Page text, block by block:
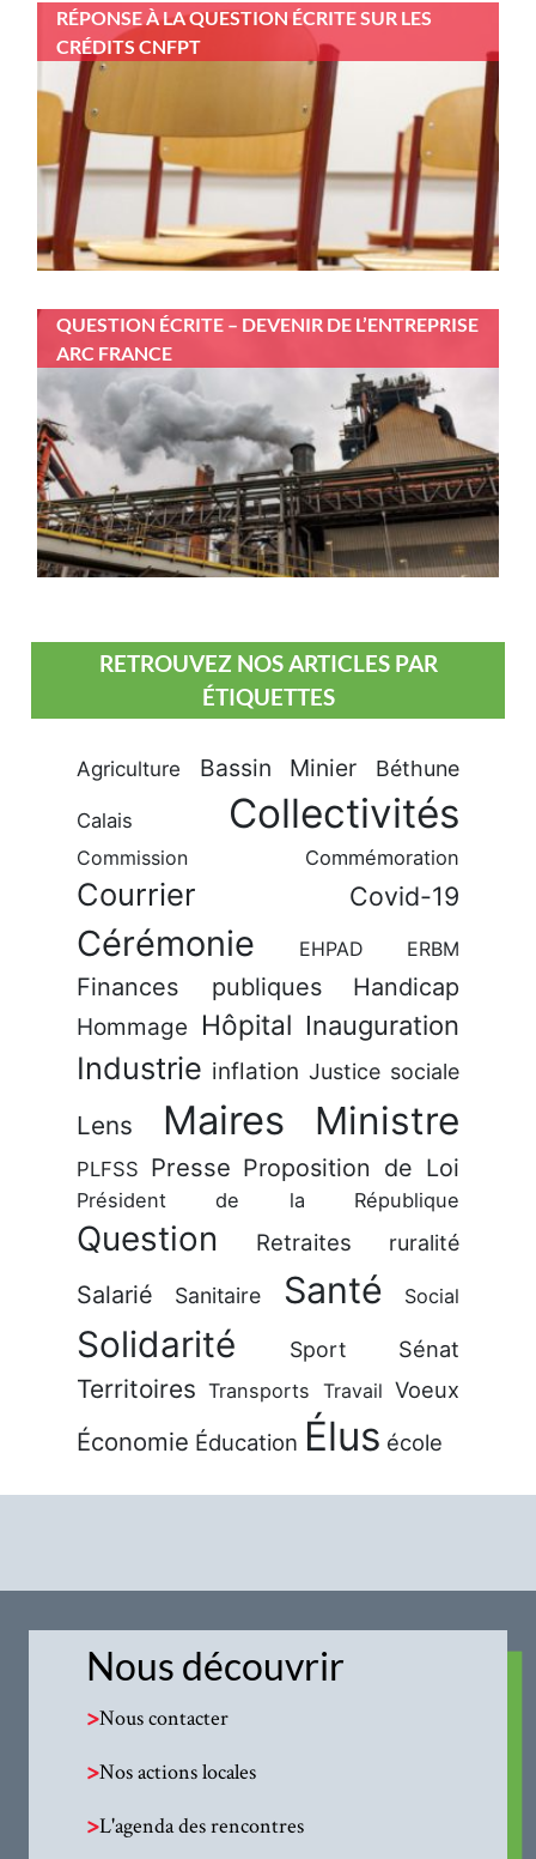
RÉPONSE À LA QUESTION ÉCRITE SUR LES
CRÉDITS CNFPT
QUESTION ÉCRITE – DEVENIR DE L’ENTREPRISE
ARC FRANCE
RETROUVEZ NOS ARTICLES PAR
ÉTIQUETTES
Agriculture Bassin Minier Béthune
Calais Collectivités
Commission Commémoration
Courrier Covid-19
Cérémonie EHPAD ERBM
Finances publiques Handicap
Hommage Hôpital Inauguration
Industrie inflation Justice sociale
Lens Maires Ministre
PLFSS Presse Proposition de Loi
Président de la République
Question Retraites ruralité
Salarié Sanitaire Santé Social
Solidarité Sport Sénat
Territoires Transports Travail Voeux
Économie Éducation Élus école
Nous découvrir
>Nous contacter
>Nos actions locales
>L'agenda des rencontres